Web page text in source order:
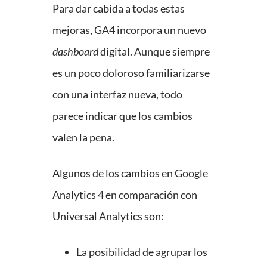
Para dar cabida a todas estas
mejoras, GA4 incorpora un nuevo
dashboarddigital. Aunque siempre
es un poco doloroso familiarizarse
con una interfaz nueva, todo
parece indicar que los cambios
valen la pena.
Algunos de los cambios en Google
Analytics 4 en comparación con
Universal Analytics son:
La posibilidad de agrupar los